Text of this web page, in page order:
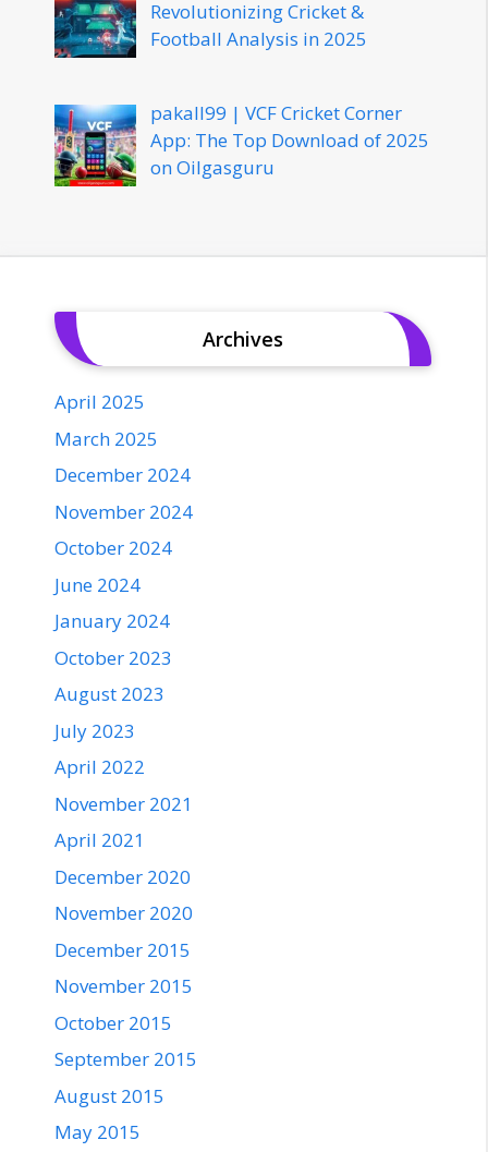
Revolutionizing Cricket &
Football Analysis in 2025
pakall99 | VCF Cricket Corner
App: The Top Download of 2025
on Oilgasguru
Archives
April 2025
March 2025
December 2024
November 2024
October 2024
June 2024
January 2024
October 2023
August 2023
July 2023
April 2022
November 2021
April 2021
December 2020
November 2020
December 2015
November 2015
October 2015
September 2015
August 2015
May 2015